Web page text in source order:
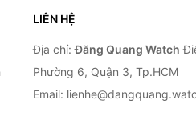
LIÊN HỆ
Địa chỉ:Đăng Quang Watch
Phường 6, Quận 3, Tp.HCM
Email: